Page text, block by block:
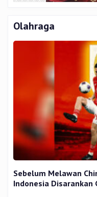
Olahraga
Sebelum Melawan
Indonesia Disarankan